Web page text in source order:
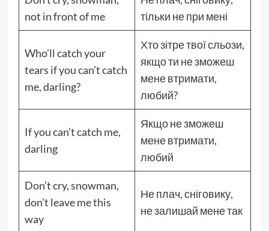
not in front of me
тільки не при мені
Who’ll catch your
tears if you can’t catch
me, darling?
Хто зітре твої сльози,
якщо ти не зможеш
мене втримати,
любий?
If you can’t catch me,
darling
Якщо не зможеш
мене втримати,
любий
Don’t cry, snowman,
don’t leave me this
way
Не плач, сніговику,
не залишай мене так